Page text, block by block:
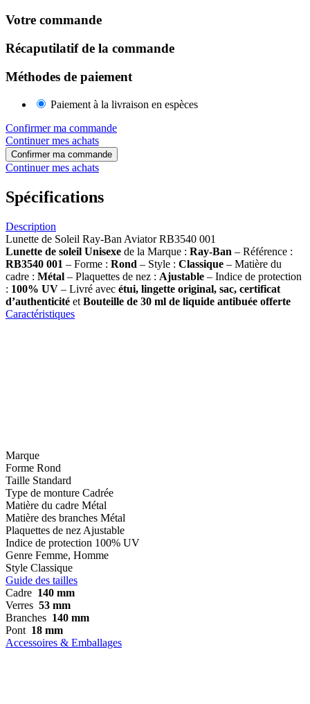
Votre commande
Récaputilatif de la commande
Méthodes de paiement
Paiement à la livraison en espèces
Confirmer ma commande
Continuer mes achats
Confirmer ma commande
Continuer mes achats
Spécifications
Description
Lunette de Soleil Ray-Ban Aviator RB3540 001
Lunette de soleil Unisexe de la Marque : Ray-Ban – Référence :
RB3540 001 – Forme : Rond – Style : Classique – Matière du
cadre : Métal – Plaquettes de nez : Ajustable – Indice de protection
: 100% UV – Livré avec étui, lingette original, sac, certificat
d’authenticité et Bouteille de 30 ml de liquide antibuée offerte
Caractéristiques
Marque
Forme Rond
Taille Standard
Type de monture Cadrée
Matière du cadre Métal
Matière des branches Métal
Plaquettes de nez Ajustable
Indice de protection 100% UV
Genre Femme, Homme
Style Classique
Guide des tailles
Cadre 140 mm
Verres 53 mm
Branches 140 mm
Pont 18 mm
Accessoires & Emballages